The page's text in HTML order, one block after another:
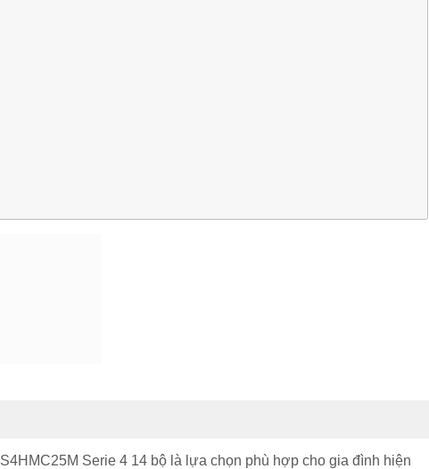
Serie 4 14 bộ là lựa chọn phù hợp cho gia đình hiện